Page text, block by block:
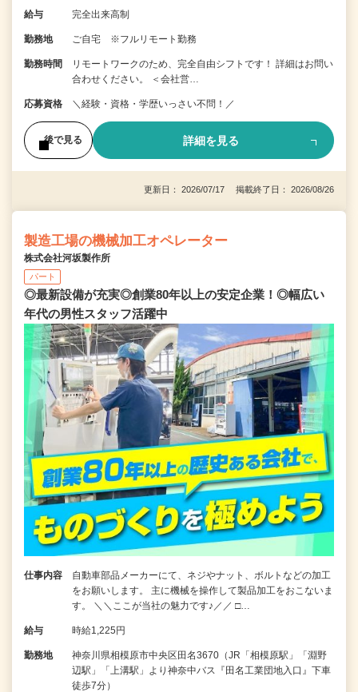
給与 完全出来高制
勤務地 ご自宅 ※フルリモート勤務
勤務時間
リモートワークのため、完全自由シフトです！ 詳細はお問い
合わせください。 ＜会社営…
応募資格 ＼経験・資格・学歴いっさい不問！／
後で見る 詳細を見る
更新日： 2026/07/17 掲載終了日： 2026/08/26
製造工場の機械加工オペレーター
株式会社河坂製作所
パート
◎最新設備が充実◎創業80年以上の安定企業！◎幅広い
年代の男性スタッフ活躍中
仕事内容
自動車部品メーカーにて、ネジやナット、ボルトなどの加工
をお願いします。 主に機械を操作して製品加工をおこないま
す。 ＼＼ここが当社の魅力です♪／／ □…
給与 時給1,225円
勤務地
神奈川県相模原市中央区田名3670（JR「相模原駅」「淵野
辺駅」「上溝駅」より神奈中バス『田名工業団地入口』下車
徒歩7分）